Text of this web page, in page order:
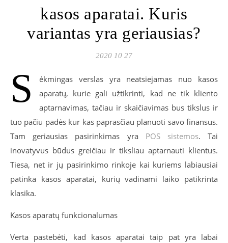
kasos aparatai. Kuris
variantas yra geriausias?
2020 10 27
S
ėkmingas verslas yra neatsiejamas nuo kasos
aparatų, kurie gali užtikrinti, kad ne tik kliento
aptarnavimas, tačiau ir skaičiavimas bus tikslus ir
tuo pačiu padės kur kas paprasčiau planuoti savo finansus.
Tam geriausias pasirinkimas yra POS sistemos. Tai
inovatyvus būdus greičiau ir tiksliau aptarnauti klientus.
Tiesa, net ir jų pasirinkimo rinkoje kai kuriems labiausiai
patinka kasos aparatai, kurių vadinami laiko patikrinta
klasika.
Kasos aparatų funkcionalumas
Verta pastebėti, kad kasos aparatai taip pat yra labai